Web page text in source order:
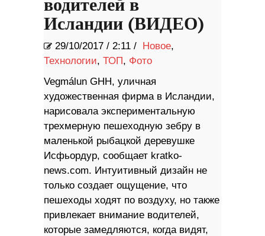
водителей в
Исландии (ВИДЕО)
29/10/2017 / 2:11 / Новое,
Технологии, ТОП, Фото
Vegmálun GHH, уличная
художественная фирма в Исландии,
нарисовала экспериментальную
трехмерную пешеходную зебру в
маленькой рыбацкой деревушке
Исфьордур, сообщает kratko-
news.com. Интуитивный дизайн не
только создает ощущение, что
пешеходы ходят по воздуху, но также
привлекает внимание водителей,
которые замедляются, когда видят,